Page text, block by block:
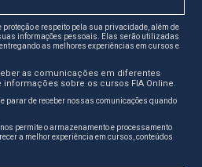
e respeito pela sua privacidade, além de
informações pessoais. Elas serão utilizadas
as melhores experiências em cursos e
as comunicações em diferentes
sobre os cursos FIA Online.
parar de receber nossas comunicações quando
permite o armazenamento e processamento
a melhor experiência em cursos, conteúdos